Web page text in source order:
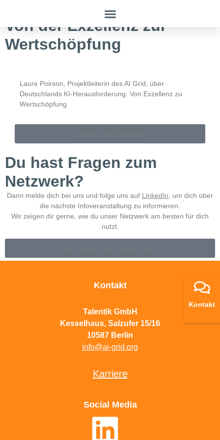
Tagesspiegel Background:
Von der Exzellenz zur
Wertschöpfung
Laure Poirson, Projektleiterin des AI Grid, über
Deutschlands KI-Herausforderung: Von Exzellenz zu
Wertschöpfung
Du hast Fragen zum
Netzwerk?
Dann melde dich bei uns und folge uns auf LinkedIn , um dich über
die nächste Infoveranstaltung zu informieren.
Wir zeigen dir gerne, wie du unser Netzwerk am besten für dich
nutzt.
Kontakt
Talentik GmbH
Kesselhaus, Salzufer 15/16
10587 Berlin
info@ai-grid.org
Karriere
Social Media
Kontakt